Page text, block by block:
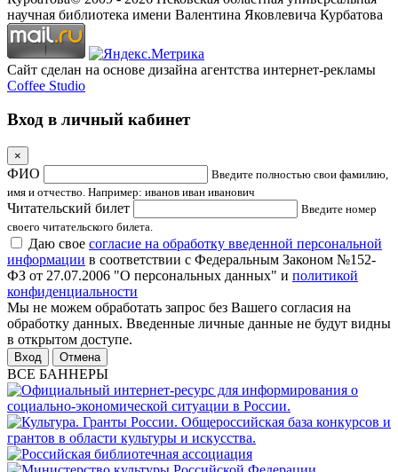
научная библиотека имени Валентина Яковлевича Курбатова
Сайт сделан на основе дизайна агентства интернет-рекламы
Coffee Studio
Вход в личный кабинет
×
ФИО
Введите полностью свои фамилию,
имя и отчество. Например: иванов иван иванович
Читательский билет
Введите номер
своего читательского билета.
Даю свое согласие на обработку введенной персональной
информации в соответствии с Федеральным Законом №152-
ФЗ от 27.07.2006 "О персональных данных" и политикой
конфиденциальности
Мы не можем обработать запрос без Вашего согласия на
обработку данных. Введенные личные данные не будут видны
в открытом доступе.
Отмена
ВСЕ БАННЕРЫ